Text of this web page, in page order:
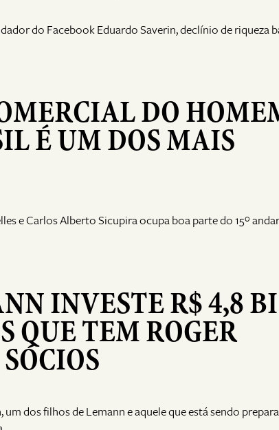
do Facebook Eduardo Saverin, declínio de riqueza
DO
É UM DOS MAIS
e Carlos Alberto Sicupira ocupa boa parte do 15º
INVESTE R$ 4,8 BI
QUE TEM ROGER
dos filhos de Lemann e aquele que está sendo